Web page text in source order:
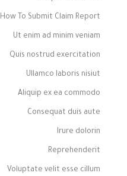
How To Submit Claim Report
Ut enim ad minim veniam
Quis nostrud exercitation
Ullamco laboris nisiut
Aliquip ex ea commodo
Consequat duis aute
Irure dolorin
Reprehenderit
Voluptate velit esse cillum